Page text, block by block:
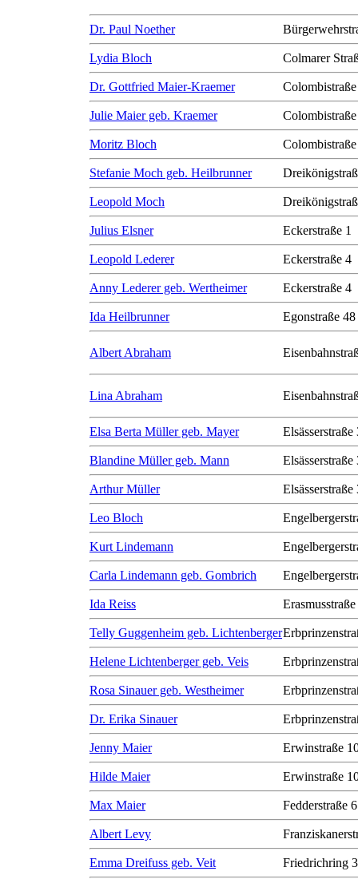
Dr. Paul Noether
Lydia Bloch Colmarer
Dr. Gottfried Maier-Kraemer
Julie Maier geb. Kraemer
Moritz Bloch
Stefanie Moch geb. Heilbrunner
Leopold Moch
Julius Elsner Eckerstraße 1
Leopold Lederer Eckerstraße 4
Anny Lederer geb. Wertheimer Eckerstraße 4
Ida Heilbrunner Egonstraße 48
Albert Abraham
Lina Abraham
Elsa Berta Müller geb. Mayer Elsässerstraße
Blandine Müller geb. Mann Elsässerstraße
Arthur Müller Elsässerstraße
Leo Bloch
Kurt Lindemann
Carla Lindemann geb. Gombrich
Ida Reiss
Telly Guggenheim geb. Lichtenberger
Helene Lichtenberger geb. Veis
Rosa Sinauer geb. Westheimer
Dr. Erika Sinauer
Jenny Maier Erwinstraße
Hilde Maier Erwinstraße
Max Maier Fedderstraße 6
Albert Levy
Emma Dreifuss geb. Veit Friedrichring